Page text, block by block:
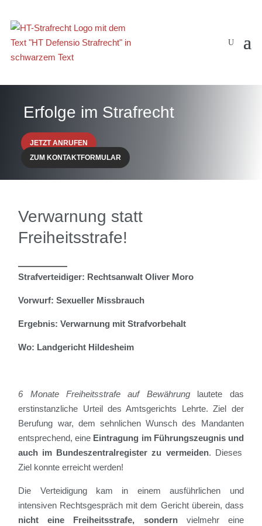
Erfolge im Strafrecht
JETZT ANRUFEN
ZUM KONTAKTFORMULAR
Verwarnung statt
Freiheitsstrafe!
Strafverteidiger: Rechtsanwalt Oliver Moro
Vorwurf:Sexueller Missbrauch
Ergebnis:Verwarnung mit Strafvorbehalt
Wo: Landgericht Hildesheim
6 Monate Freiheitsstrafe auf Bewährunglautete das
erstinstanzliche Urteil des Amtsgerichts Lehrte. Ziel der
Berufung war, dem sehnlichen Wunsch des Mandanten
entsprechend, eine Eintragung im Führungszeugnis und
auch im Bundeszentralregister zu vermeiden. Dieses
Ziel konnte erreicht werden!
Die Verteidigung kam in einem ausführlichen und
intensiven Rechtsgespräch mit dem Gericht überein, dass
nicht eine Freiheitsstrafe,
sondernvielmehr eine